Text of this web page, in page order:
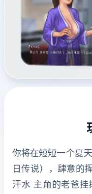
你将在短短一个夏
日传说），肆意的
汗水 主角的老爸